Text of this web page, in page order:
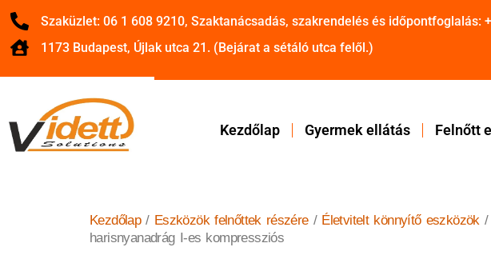
Szaküzlet: 06 1 608 9210, Szaktanácsadás, szakrendelés és időpontfoglalás:
1173 Budapest, Újlak utca 21. (Bejárat a sétáló utca felől.)
Kezdőlap Gyermek ellátás Felnőtt
Kezdőlap/ Eszközök felnőttek részére/ Életvitelt könnyítő eszközök/
harisnyanadrág I-es kompressziós